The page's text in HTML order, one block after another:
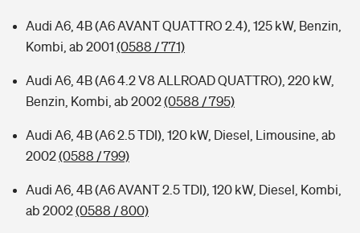
Audi A6, 4B (A6 AVANT QUATTRO 2.4), 125 kW, Benzin,
Kombi, ab 2001 (0588 / 771)
Audi A6, 4B (A6 4.2 V8 ALLROAD QUATTRO), 220 kW,
Benzin, Kombi, ab 2002(0588 / 795)
Audi A6, 4B (A6 2.5 TDI), 120 kW, Diesel, Limousine, ab
2002(0588 / 799)
Audi A6, 4B (A6 AVANT 2.5 TDI), 120 kW, Diesel, Kombi,
ab 2002(0588 / 800)